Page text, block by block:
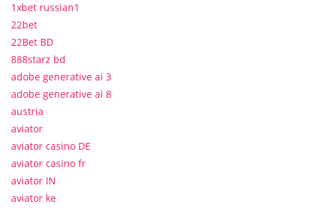
1xbet russian1
22bet
22Bet BD
888starz bd
adobe generative ai 3
adobe generative ai 8
austria
aviator
aviator casino DE
aviator casino fr
aviator IN
aviator ke